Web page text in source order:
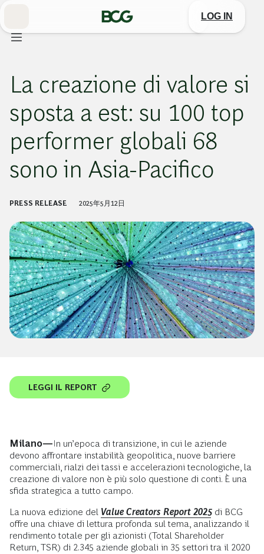
Main
LOG IN
La creazione di valore si
sposta a est: su 100 top
performer globali 68
sono in Asia-Pacifico
PRESS RELEASE 2025年5月12日
LEGGI IL REPORT
Milano—In un’epoca di transizione, in cui le aziende
devono affrontare instabilità geopolitica, nuove barriere
commerciali, rialzi dei tassi e accelerazioni tecnologiche, la
creazione di valore non è più solo questione di conti. È una
sfida strategica a tutto campo.
La nuova edizione del Value Creators Report 2025 di BCG
offre una chiave di lettura profonda sul tema, analizzando il
rendimento totale per gli azionisti (Total Shareholder
Return, TSR) di 2.345 aziende globali in 35 settori tra il 2020